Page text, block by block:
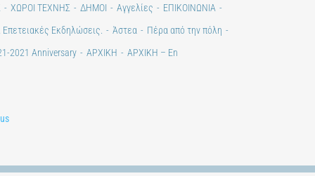
ΧΩΡΟΙ ΤΕΧΝΗΣ ΔΗΜΟΙ Αγγελίες
ΕΠΙΚΟΙΝΩΝΙΑ
Εκδηλώσεις. Άστεα
Πέρα από την πόλη
2021 Anniversary ΑΡΧΙΚΗ ΑΡΧΙΚΗ – En